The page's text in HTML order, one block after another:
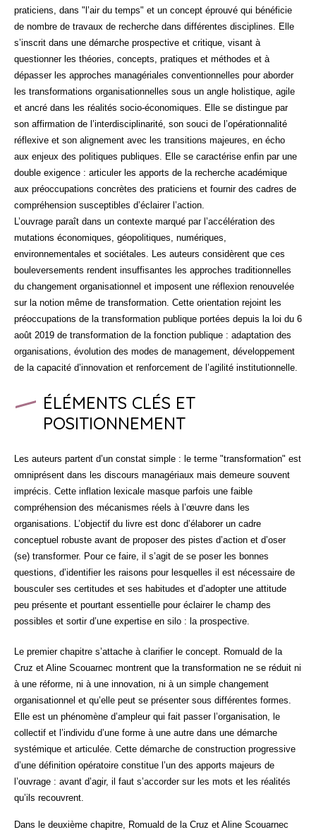
praticiens, dans "l’air du temps" et un concept éprouvé qui bénéficie
de nombre de travaux de recherche dans différentes disciplines. Elle
s’inscrit dans une démarche prospective et critique, visant à
questionner les théories, concepts, pratiques et méthodes et à
dépasser les approches managériales conventionnelles pour aborder
les transformations organisationnelles sous un angle holistique, agile
et ancré dans les réalités socio-économiques. Elle se distingue par
son affirmation de l’interdisciplinarité, son souci de l’opérationnalité
réflexive et son alignement avec les transitions majeures, en écho
aux enjeux des politiques publiques. Elle se caractérise enfin par une
double exigence : articuler les apports de la recherche académique
aux préoccupations concrètes des praticiens et fournir des cadres de
compréhension susceptibles d’éclairer l’action.
L’ouvrage paraît dans un contexte marqué par l’accélération des
mutations économiques, géopolitiques, numériques,
environnementales et sociétales. Les auteurs considèrent que ces
bouleversements rendent insuffisantes les approches traditionnelles
du changement organisationnel et imposent une réflexion renouvelée
sur la notion même de transformation. Cette orientation rejoint les
préoccupations de la transformation publique portées depuis la loi du 6
août 2019 de transformation de la fonction publique : adaptation des
organisations, évolution des modes de management, développement
de la capacité d’innovation et renforcement de l’agilité institutionnelle.
ÉLÉMENTS CLÉS ET
POSITIONNEMENT
Les auteurs partent d’un constat simple : le terme "transformation" est
omniprésent dans les discours managériaux mais demeure souvent
imprécis. Cette inflation lexicale masque parfois une faible
compréhension des mécanismes réels à l’œuvre dans les
organisations. L’objectif du livre est donc d’élaborer un cadre
conceptuel robuste avant de proposer des pistes d’action et d’oser
(se) transformer. Pour ce faire, il s’agit de se poser les bonnes
questions, d’identifier les raisons pour lesquelles il est nécessaire de
bousculer ses certitudes et ses habitudes et d’adopter une attitude
peu présente et pourtant essentielle pour éclairer le champ des
possibles et sortir d’une expertise en silo : la prospective.
Le premier chapitre s’attache à clarifier le concept. Romuald de la
Cruz et Aline Scouarnec montrent que la transformation ne se réduit ni
à une réforme, ni à une innovation, ni à un simple changement
organisationnel et qu’elle peut se présenter sous différentes formes.
Elle est un phénomène d’ampleur qui fait passer l’organisation, le
collectif et l’individu d’une forme à une autre dans une démarche
systémique et articulée. Cette démarche de construction progressive
d’une définition opératoire constitue l’un des apports majeurs de
l’ouvrage : avant d’agir, il faut s’accorder sur les mots et les réalités
qu’ils recouvrent.
Dans le deuxième chapitre, Romuald de la Cruz et Aline Scouarnec